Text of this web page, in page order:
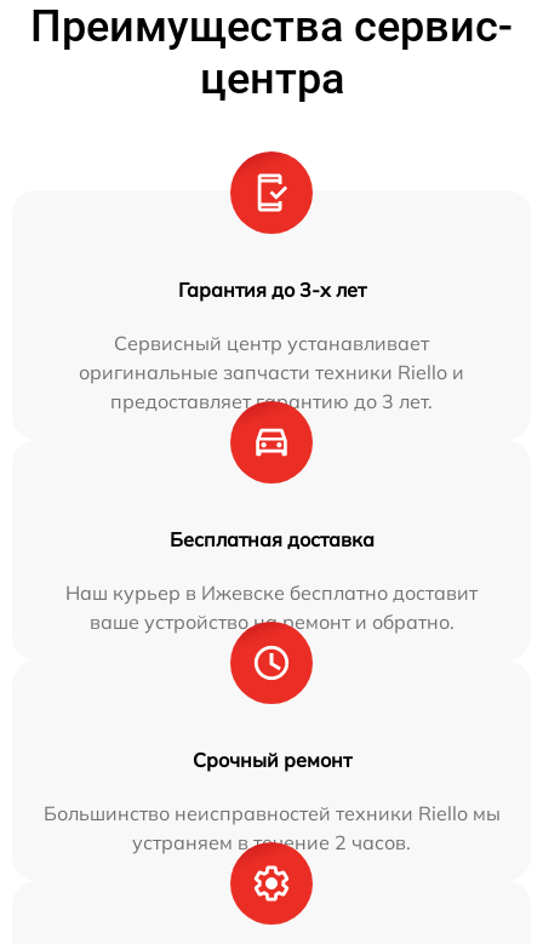
Преимущества сервис-
центра
Гарантия до 3-х лет
Сервисный центр устанавливает
оригинальные запчасти техники Riello и
предоставляет гарантию до 3 лет.
Бесплатная доставка
Наш курьер в Ижевске бесплатно доставит
ваше устройство на ремонт и обратно.
Срочный ремонт
Большинство неисправностей техники Riello мы
устраняем в течение 2 часов.